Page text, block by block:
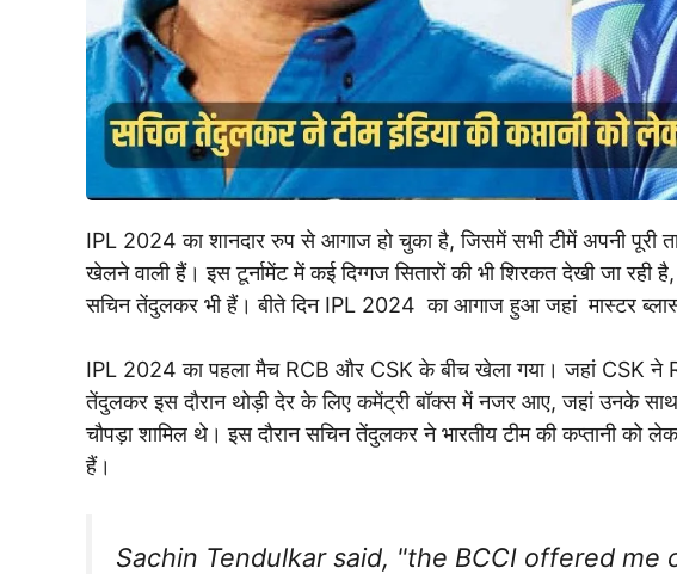
IPL 2024 का शानदार रुप से आगाज हो चुका है, जिसमें सभी टीमें अपनी पूरी
खेलने वाली हैं। इस टूर्नामेंट में कई दिग्गज सितारों की भी शिरकत देखी जा
सचिन तेंदुलकर भी हैं। बीते दिन IPL 2024 का आगाज हुआ जहां मास्टर
IPL 2024 का पहला मैच RCB और CSK के बीच खेला गया। जहां CSK ने
तेंदुलकर इस दौरान थोड़ी देर के लिए कमेंट्री बॉक्स में नजर आए, जहां उनके
चौपड़ा शामिल थे। इस दौरान सचिन तेंदुलकर ने भारतीय टीम की कप्तानी को
हैं।
Sachin Tendulkar said, "the BCCI offered me